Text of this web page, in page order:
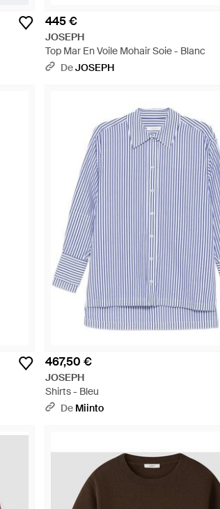
445 €
JOSEPH
Top Mar En Voile Mohair Soie - Blanc
DeJOSEPH
467,50 €
JOSEPH
Shirts - Bleu
De Miinto